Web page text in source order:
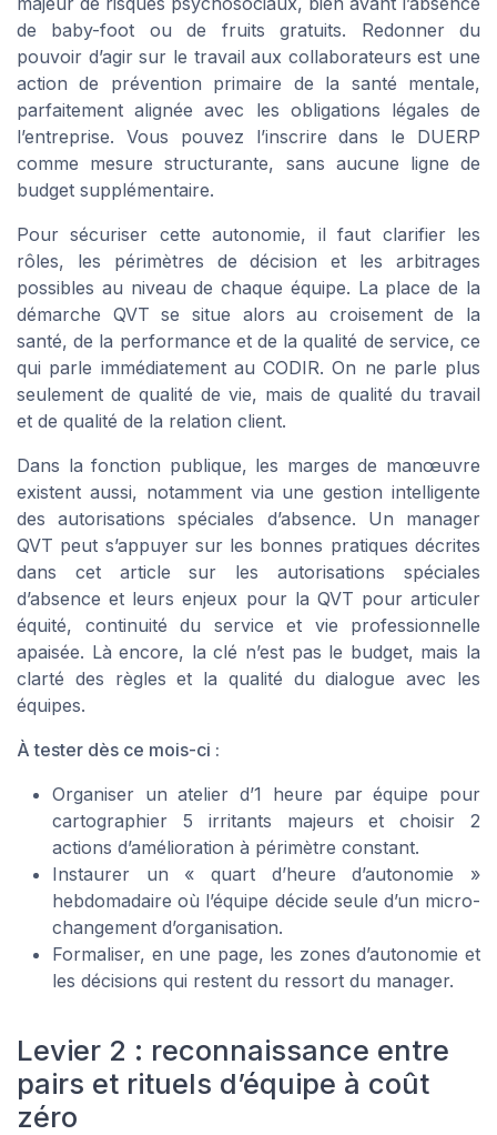
de baby-foot ou de fruits gratuits. Redonner du
pouvoir d’agir sur le travail aux collaborateurs est une
action de prévention primaire de la santé mentale,
parfaitement alignée avec les obligations légales de
l’entreprise. Vous pouvez l’inscrire dans le DUERP
comme mesure structurante, sans aucune ligne de
budget supplémentaire.
Pour sécuriser cette autonomie, il faut clarifier les
rôles, les périmètres de décision et les arbitrages
possibles au niveau de chaque équipe. La place de la
démarche QVT se situe alors au croisement de la
santé, de la performance et de la qualité de service, ce
qui parle immédiatement au CODIR. On ne parle plus
seulement de qualité de vie, mais de qualité du travail
et de qualité de la relation client.
Dans la fonction publique, les marges de manœuvre
existent aussi, notamment via une gestion intelligente
des autorisations spéciales d’absence. Un manager
QVT peut s’appuyer sur les bonnes pratiques décrites
dans cet article sur les autorisations spéciales
d’absence et leurs enjeux pour la QVT pour articuler
équité, continuité du service et vie professionnelle
apaisée. Là encore, la clé n’est pas le budget, mais la
clarté des règles et la qualité du dialogue avec les
équipes.
À tester dès ce mois-ci :
Organiser un atelier d’1 heure par équipe pour
cartographier 5 irritants majeurs et choisir 2
actions d’amélioration à périmètre constant.
Instaurer un « quart d’heure d’autonomie »
hebdomadaire où l’équipe décide seule d’un micro-
changement d’organisation.
Formaliser, en une page, les zones d’autonomie et
les décisions qui restent du ressort du manager.
Levier 2 : reconnaissance entre
pairs et rituels d’équipe à coût
zéro